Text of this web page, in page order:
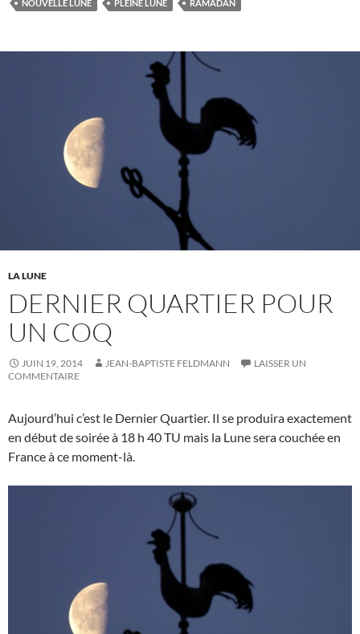
NOUVELLE LUNE PLEINE LUNE RAMADAN
LA LUNE
DERNIER QUARTIER POUR
UN COQ
JUIN 19, 2014 JEAN-BAPTISTE FELDMANN
LAISSER UN
COMMENTAIRE
Aujourd’hui c’est le Dernier Quartier. Il se produira exactement
en début de soirée à 18 h 40 TU mais la Lune sera couchée en
France à ce moment-là.